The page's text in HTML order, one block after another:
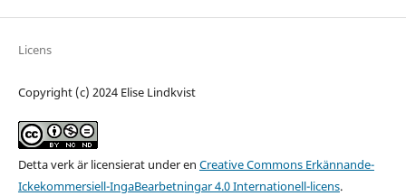
Licens
Copyright (c) 2024 Elise Lindkvist
Detta verk är licensierat under en Creative Commons Erkännande-
Ickekommersiell-IngaBearbetningar 4.0 Internationell-licens.